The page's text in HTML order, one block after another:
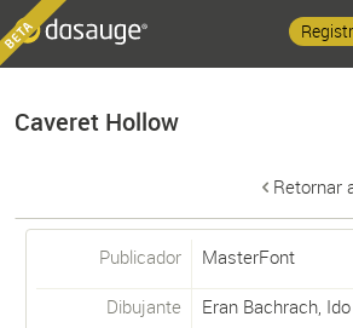
Caveret Hollow
Retornar
Publicador MasterFont
Dibujante Eran Bachrach,